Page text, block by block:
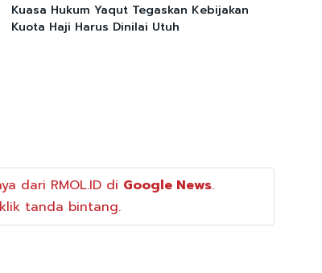
Kuasa Hukum Yaqut Tegaskan Kebijakan
Kuota Haji Harus Dinilai Utuh
dari RMOL.ID di Google News.
tanda bintang.